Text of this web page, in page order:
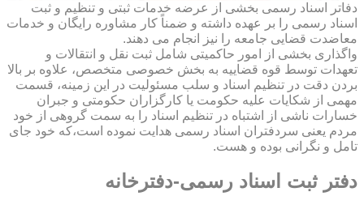
دفاتر اسناد رسمی بخشی از عرضه خدمات ثبتی و تنظیم و ثبت
اسناد رسمی را بر عهده داشته و ضمناً کار مشاوره رایگان و خدمات
معاضدت قضایی جامعه را نیز انجام می دهند.
واگذاری بخشی از امور حاکمیتی شامل ثبت نقل و انتقالات و
تعهدات توسط قوه قضاییه به بخش خصوصی متخصص، علاوه بر بالا
بردن دقت در تنظیم اسناد و سلب مسئولیت در این زمینه، قسمت
مهمی از شکایات علیه حکومت یا کارگزاران حکومتی و جبران
خسارات ناشی از اشتباه در تنظیم اسناد را به سمت گروهی از خود
مردم یعنی سردفتران اسناد رسمی هدایت نموده است،که خود جای
تامل و نگرانی بوده و هست.
دفتر ثبت اسناد رسمی-دفترخانه